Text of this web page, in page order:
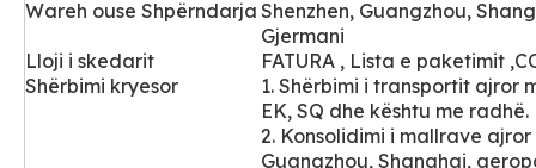
Wareh ouse Shpërndarja Shenzhen, Guangzhou,
Gjermani
Lloji i skedarit
FATURA , Lista e paketimit
Shërbimi kryesor
1. Shërbimi i transportit ajror
EK, SQ dhe kështu me radhë.
2. Konsolidimi i mallrave
Guangzhou, Shanghai,